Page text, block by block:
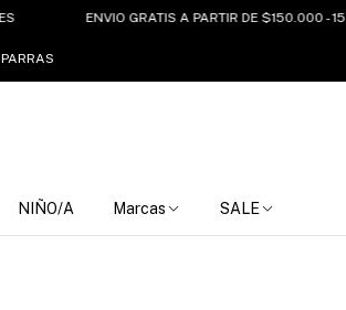
ENVIO GRATIS A PARTIR DE $150.000 -
NIÑO/A Marcas SALE